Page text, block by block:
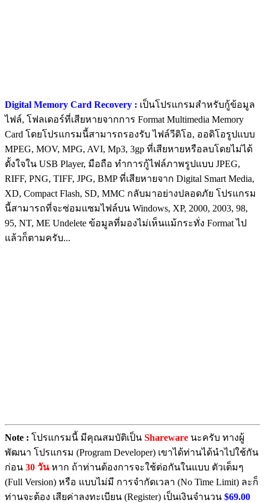
Digital Memory Card Recovery : เป็นโปรแกรมสำหรับกู้ข้อมูล
ไฟล์, โฟลเดอร์ที่เสียหายจากการ Format Multimedia Memory
Card โดยโปรแกรมนี้สามารถรองรับ ไฟล์วีดิโอ, ออดิโอรูปแบบ
MPEG, MOV, MPG, AVI, Mp3, 3gp ที่เสียหายหรือลบโดยไม่ได้
ตั้งใจใน USB Player, มือถือ ทำการกู้ไฟล์ภาพรูปแบบ JPEG,
RIFF, PNG, TIFF, JPG, BMP ที่เสียหายจาก Digital Smart Media,
XD, Compact Flash, SD, MMC กลับมาอย่างปลอดภัย โปรแกรม
นี้สามารถที่จะซ่อมแซมไฟล์บน Windows, XP, 2000, 2003, 98,
95, NT, ME Undelete ข้อมูลที่มองไม่เห็นแม้กระทั่ง Format ไป
แล้วก็ตามครับ...
Note : โปรแกรมนี้ มีคุณสมบัติเป็น Shareware นะครับ ทางผู้
พัฒนา โปรแกรม (Program Developer) เขาได้ท่านได้นำไปใช้กัน
ก่อน 30 วันหาก ถ้าท่านต้องการจะใช้ต่อกันในแบบ ตัวเต็มๆ
(Full Version) หรือ แบบไม่มี การจำกัดเวลา (No Time Limit) ละก็
ท่านจะต้อง เสียค่าลงทะเบียน (Register) เป็นเงินจำนวน $69.00